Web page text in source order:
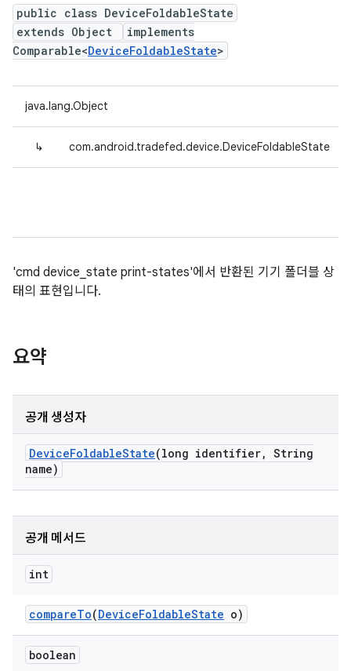
public class DeviceFoldableState
extends Object
implements
Comparable<DeviceFoldableState>
java.lang.Object
↳ com.android.tradefed.device.DeviceFoldableState
'cmd device_state print-states'에서 반환된 기기 폴더블 상
태의 표현입니다.
요약
공개 생성자
DeviceFoldableState(long identifier, String
name)
공개 메서드
int
compareTo(DeviceFoldableState o)
boolean